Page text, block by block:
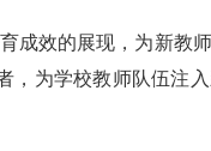
成效的展现，为新教
，为学校教师队伍注